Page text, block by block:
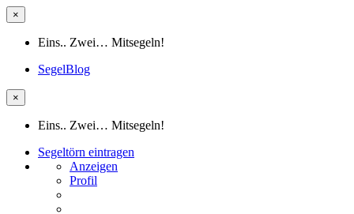
×
Eins.. Zwei… Mitsegeln!
SegelBlog
×
Eins.. Zwei… Mitsegeln!
Segeltörn eintragen
Anzeigen
Profil